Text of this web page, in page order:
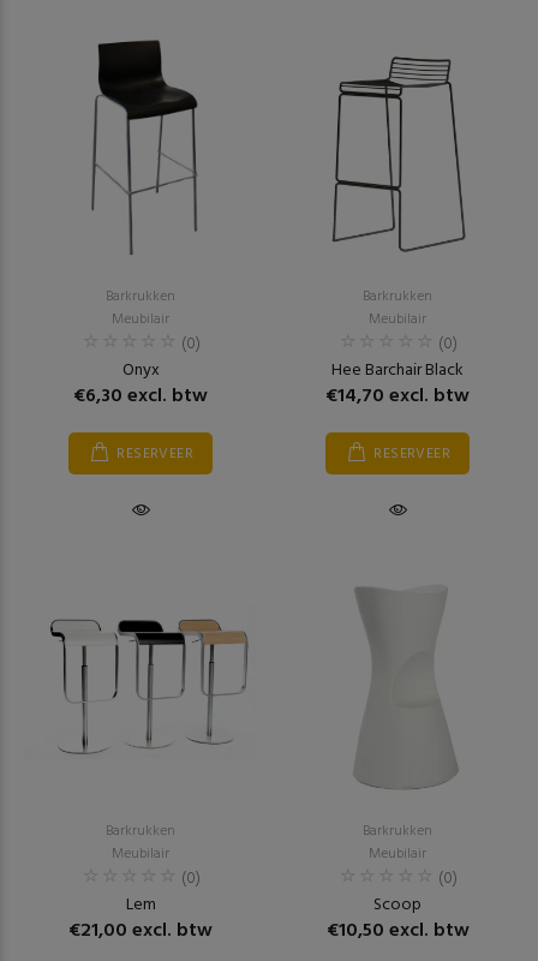
Barkrukken
Meubilair
(0)
Onyx
€6,30 excl. btw
RESERVEER
Barkrukken
Meubilair
(0)
Hee Barchair Black
€14,70 excl. btw
RESERVEER
Barkrukken
Meubilair
(0)
Lem
€21,00 excl. btw
Barkrukken
Meubilair
(0)
Scoop
€10,50 excl. btw